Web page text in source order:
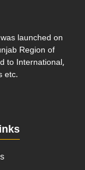
launched on
Region of
to International,
etc.